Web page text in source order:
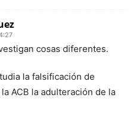
cosas diferentes.
la falsificación de
ACB la adulteración de la